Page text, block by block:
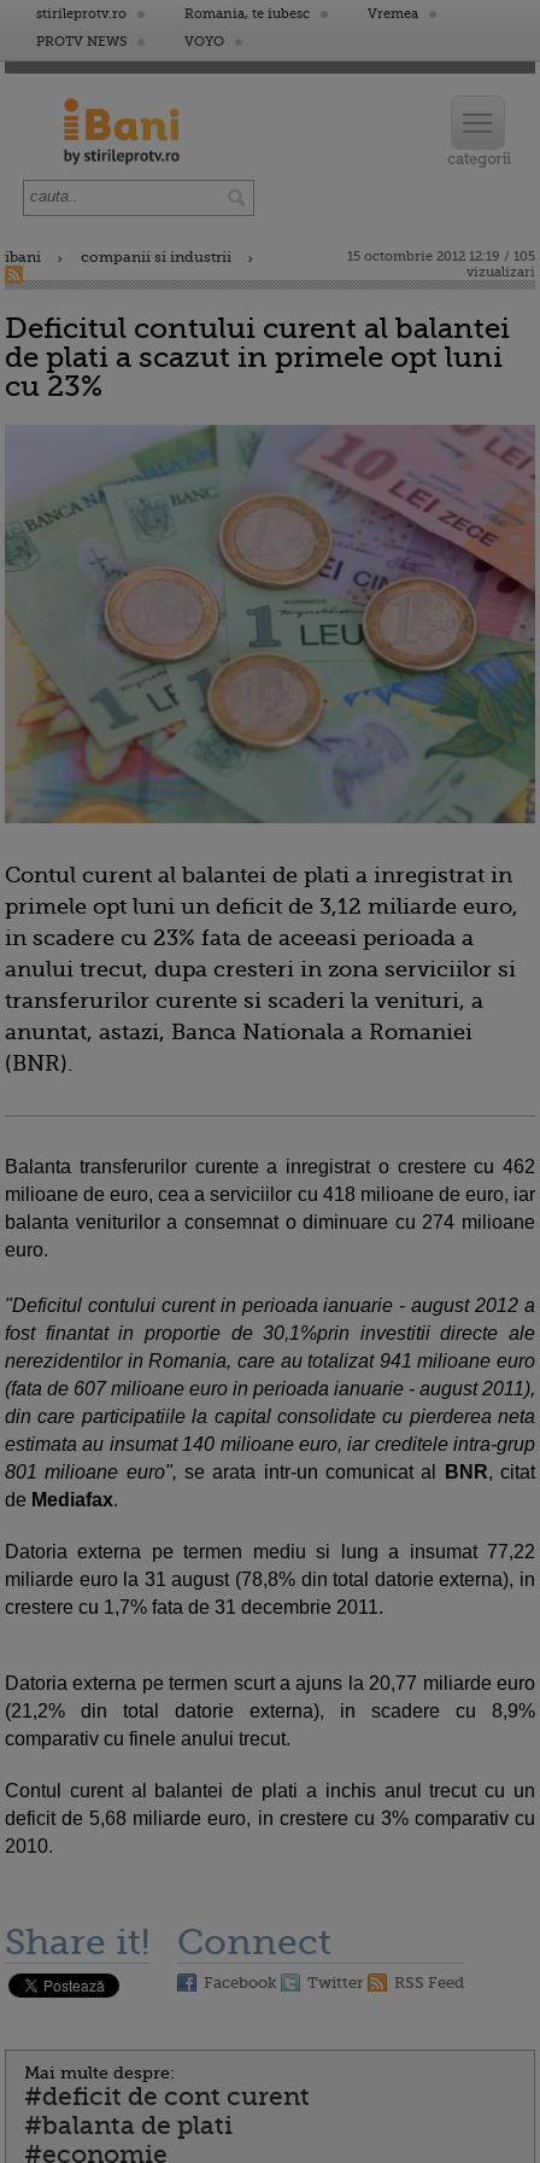
stirileprotv.ro Romania, te iubesc
Vremea
PROTV NEWS
VOYO
ibani companii si industrii
15 octombrie 2012 12:19 / 105
vizualizari
Deficitul contului curent al balantei
de plati a scazut in primele opt luni
cu 23%
Contul curent al balantei de plati a inregistrat in
primele opt luni un deficit de 3,12 miliarde euro,
in scadere cu 23% fata de aceeasi perioada a
anului trecut, dupa cresteri in zona serviciilor si
transferurilor curente si scaderi la venituri, a
anuntat, astazi, Banca Nationala a Romaniei
(BNR).
Balanta transferurilor curente a inregistrat o crestere cu 462
milioane de euro, cea a serviciilor cu 418 milioane de euro, iar
balanta veniturilor a consemnat o diminuare cu 274 milioane
euro.
"Deficitul contului curent in perioada ianuarie - august 2012 a
fost finantat in proportie de 30,1%prin investitii directe ale
nerezidentilor in Romania, care au totalizat 941 milioane euro
(fata de 607 milioane euro in perioada ianuarie - august 2011),
din care participatiile la capital consolidate cu pierderea neta
estimata au insumat 140 milioane euro, iar creditele intra-grup
801 milioane euro", se arata intr-un comunicat al BNR, citat
de Mediafax.
Datoria externa pe termen mediu si lung a insumat 77,22
miliarde euro la 31 august (78,8% din total datorie externa), in
crestere cu 1,7% fata de 31 decembrie 2011.
Datoria externa pe termen scurt a ajuns la 20,77 miliarde euro
(21,2% din total datorie externa), in scadere cu 8,9%
comparativ cu finele anului trecut.
Contul curent al balantei de plati a inchis anul trecut cu un
deficit de 5,68 miliarde euro, in crestere cu 3% comparativ cu
2010.
Share it! Connect
Facebook Twitter RSS Feed
Mai multe despre:
#deficit de cont curent
#balanta de plati
#economie